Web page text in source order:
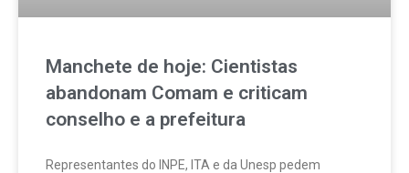
Manchete de hoje: Cientistas
abandonam Comam e criticam
conselho e a prefeitura
Representantes do INPE, ITA e da Unesp pedem